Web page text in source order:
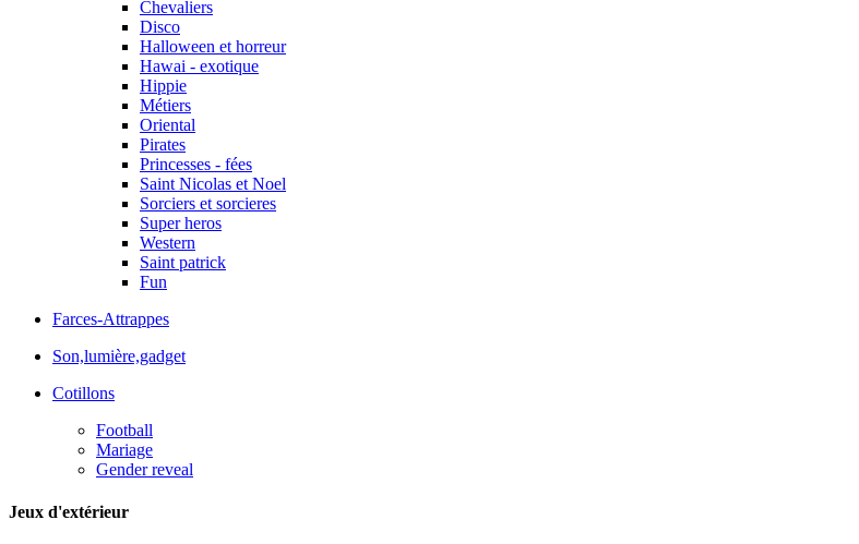
Chevaliers
Disco
Halloween et horreur
Hawai - exotique
Hippie
Métiers
Oriental
Pirates
Princesses - fées
Saint Nicolas et Noel
Sorciers et sorcieres
Super heros
Western
Saint patrick
Fun
Farces-Attrappes
Son,lumière,gadget
Cotillons
Football
Mariage
Gender reveal
Jeux d'extérieur